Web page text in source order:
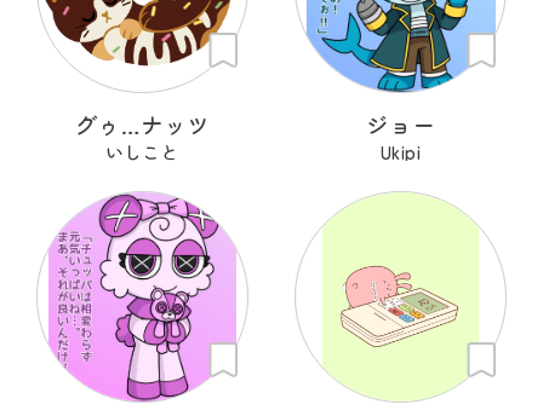
グゥ…ナッツ
いしこと
ジョー
Ukipi